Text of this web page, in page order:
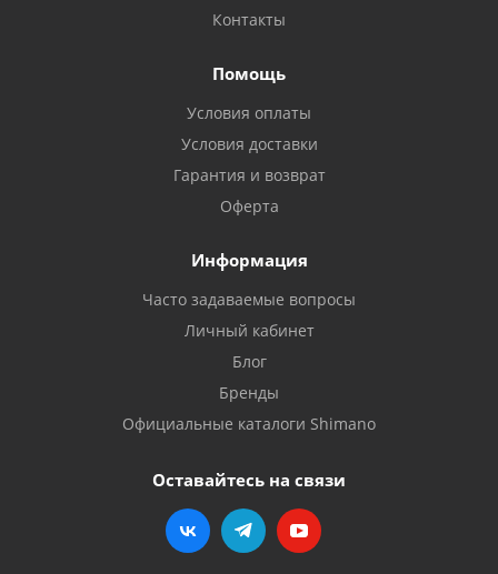
Контакты
Помощь
Условия оплаты
Условия доставки
Гарантия и возврат
Оферта
Информация
Часто задаваемые вопросы
Личный кабинет
Блог
Бренды
Официальные каталоги Shimano
Оставайтесь на связи